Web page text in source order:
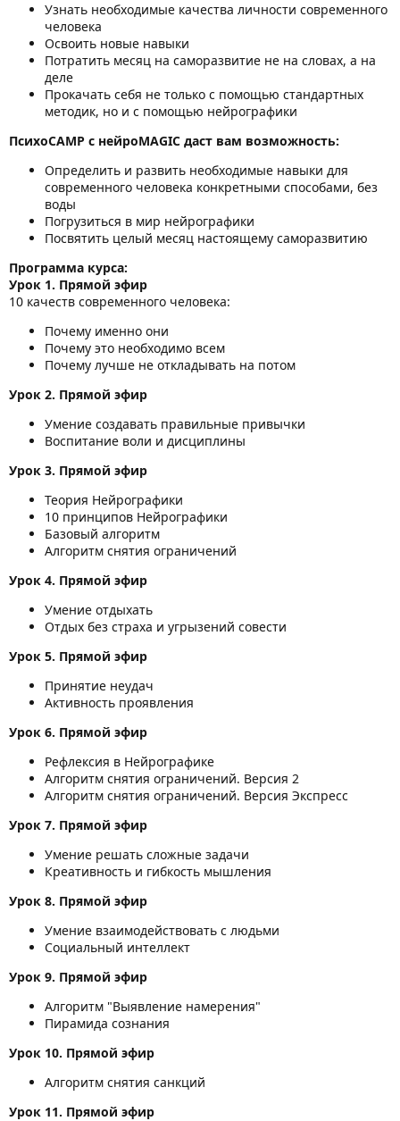
Узнать необходимые качества личности современного
человека
Освоить новые навыки
Потратить месяц на саморазвитие не на словах, а на
деле
Прокачать себя не только с помощью стандартных
методик, но и с помощью нейрографики
ПсихоCAMP c нейроMAGIC даст вам возможность:
Определить и развить необходимые навыки для
современного человека конкретными способами, без
воды
Погрузиться в мир нейрографики
Посвятить целый месяц настоящему саморазвитию
Программа курса:
Урок 1. Прямой эфир
10 качеств современного человека:
Почему именно они
Почему это необходимо всем
Почему лучше не откладывать на потом
Урок 2. Прямой эфир
Умение создавать правильные привычки
Воспитание воли и дисциплины
Урок 3. Прямой эфир
Теория Нейрографики
10 принципов Нейрографики
Базовый алгоритм
Алгоритм снятия ограничений
Урок 4. Прямой эфир
Умение отдыхать
Отдых без страха и угрызений совести
Урок 5. Прямой эфир
Принятие неудач
Активность проявления
Урок 6. Прямой эфир
Рефлексия в Нейрографике
Алгоритм снятия ограничений. Версия 2
Алгоритм снятия ограничений. Версия Экспресс
Урок 7. Прямой эфир
Умение решать сложные задачи
Креативность и гибкость мышления
Урок 8. Прямой эфир
Умение взаимодействовать с людьми
Социальный интеллект
Урок 9. Прямой эфир
Алгоритм "Выявление намерения"
Пирамида сознания
Урок 10. Прямой эфир
Алгоритм снятия санкций
Урок 11. Прямой эфир